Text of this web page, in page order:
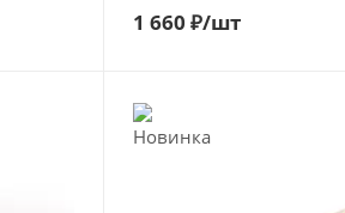
1 660 ₽/шт